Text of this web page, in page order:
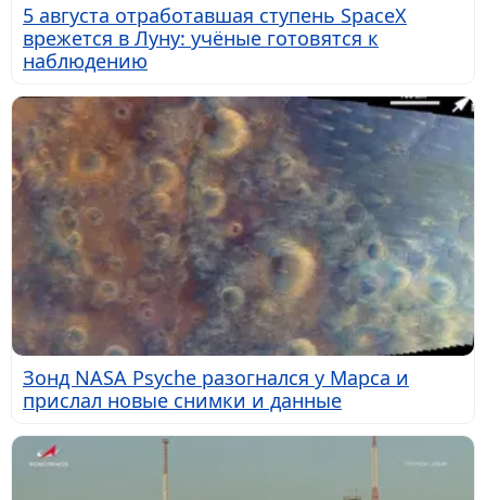
5 августа отработавшая ступень SpaceX
врежется в Луну: учёные готовятся к
наблюдению
Зонд NASA Psyche разогнался у Марса и
прислал новые снимки и данные